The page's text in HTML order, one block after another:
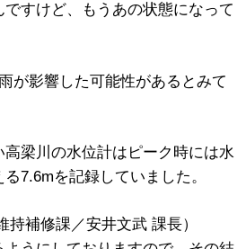
すけど、もうあの状態になって
が影響した可能性があるとみて
梁川の水位計はピーク時には水
7.6mを記録していました。
持補修課／安井文武 課長）